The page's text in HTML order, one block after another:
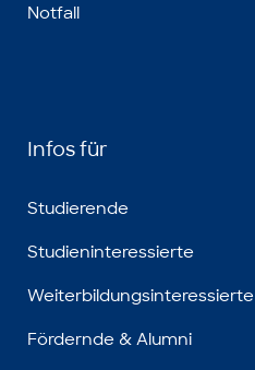
Notfall
Infos für
Studierende
Studieninteressierte
Weiterbildungsinteressierte
Fördernde & Alumni